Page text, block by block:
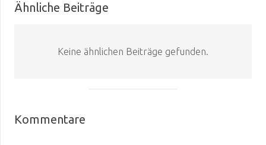
Ähnliche Beiträge
Keine ähnlichen Beiträge gefunden.
Kommentare